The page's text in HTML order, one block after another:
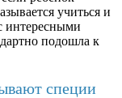
учиться и
интересными
подошла к
специи